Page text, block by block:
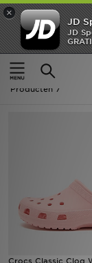
×
JD
JD
Thuis
Dames
Dames -
Producten 7
Crocs Classic Clog
Home
Offers
New In
Collecties